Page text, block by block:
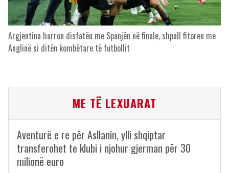
Argjentina harron disfatën me Spanjën në finale, shpall fitoren me
Anglinë si ditën kombëtare të futbollit
ME TË LEXUARAT
Aventurë e re për Asllanin, ylli shqiptar
transferohet te klubi i njohur gjerman për 30
milionë euro